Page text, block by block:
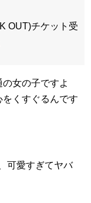
OUT)チケット受
女の子ですよ
くすぐるんです
可愛すぎてヤバ